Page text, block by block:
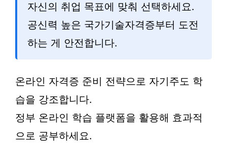
자신의 취업 목표에 맞춰 선택하세요.
공신력 높은 국가기술자격증부터 도전
하는 게 안전합니다.
온라인 자격증 준비 전략으로 자기주도 학
습을 강조합니다.
정부 온라인 학습 플랫폼을 활용해 효과적
으로 공부하세요.